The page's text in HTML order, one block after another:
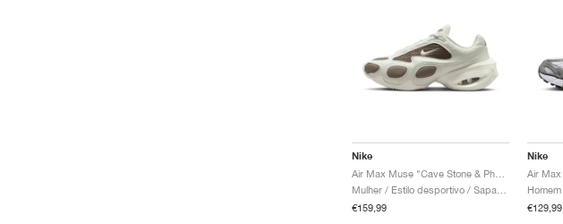
Nike
€159,99
Nike
€129,99